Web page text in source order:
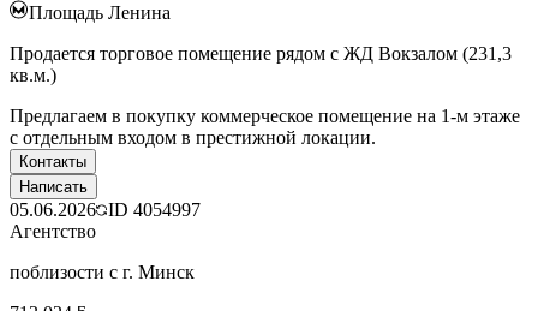
Площадь Ленина
Продается торговое помещение рядом с ЖД Вокзалом (231,3
кв.м.)
Предлагаем в покупку коммерческое помещение на 1-м этаже
с отдельным входом в престижной локации.
Контакты
Написать
05.06.2026 ID 4054997
Агентство
поблизости с г. Минск